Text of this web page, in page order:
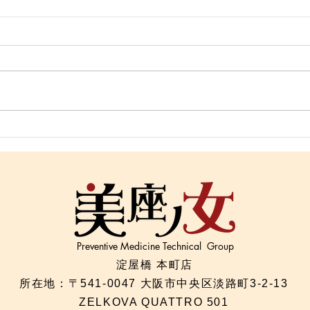
｜首と呼吸と自律神経の関
ケ
Preventive Medicine Technical Group
淀屋橋 本町店
所在地：〒541-0047 大阪市中央区淡路町3-2-13
ZELKOVA QUATTRO 501